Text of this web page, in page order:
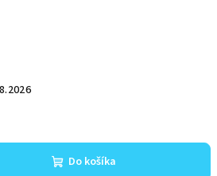
Do košíka